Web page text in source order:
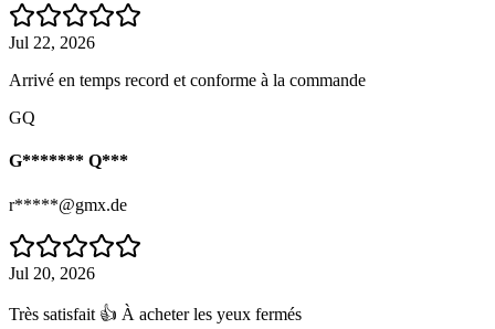
Jul 22, 2026
Arrivé en temps record et conforme à la commande
GQ
G******* Q***
r*****@gmx.de
Jul 20, 2026
Très satisfait 👍 À acheter les yeux fermés